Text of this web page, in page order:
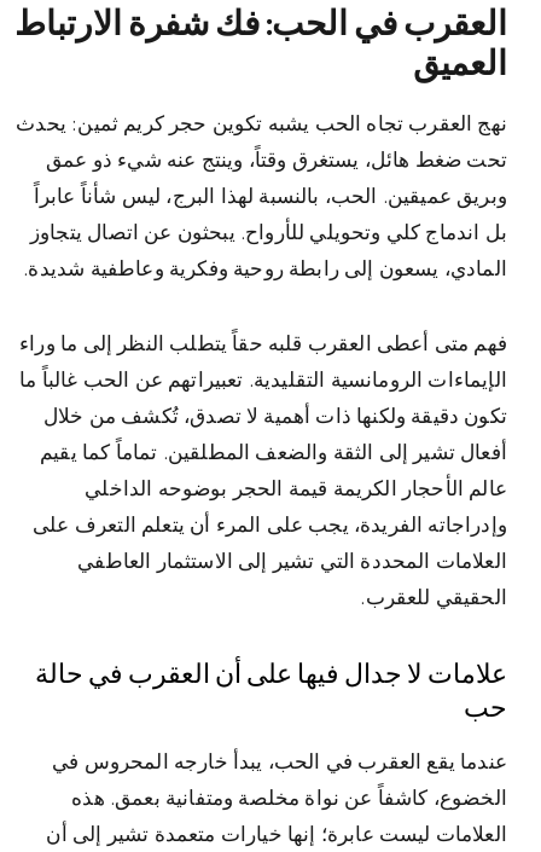
العقرب في الحب: فك شفرة الارتباط
العميق
نهج العقرب تجاه الحب يشبه تكوين حجر كريم ثمين: يحدث
تحت ضغط هائل، يستغرق وقتاً، وينتج عنه شيء ذو عمق
وبريق عميقين. الحب، بالنسبة لهذا البرج، ليس شأناً عابراً
بل اندماج كلي وتحويلي للأرواح. يبحثون عن اتصال يتجاوز
المادي، يسعون إلى رابطة روحية وفكرية وعاطفية شديدة.
فهم متى أعطى العقرب قلبه حقاً يتطلب النظر إلى ما وراء
الإيماءات الرومانسية التقليدية. تعبيراتهم عن الحب غالباً ما
تكون دقيقة ولكنها ذات أهمية لا تصدق، تُكشف من خلال
أفعال تشير إلى الثقة والضعف المطلقين. تماماً كما يقيم
عالم الأحجار الكريمة قيمة الحجر بوضوحه الداخلي
وإدراجاته الفريدة، يجب على المرء أن يتعلم التعرف على
العلامات المحددة التي تشير إلى الاستثمار العاطفي
الحقيقي للعقرب.
علامات لا جدال فيها على أن العقرب في حالة
حب
عندما يقع العقرب في الحب، يبدأ خارجه المحروس في
الخضوع، كاشفاً عن نواة مخلصة ومتفانية بعمق. هذه
العلامات ليست عابرة؛ إنها خيارات متعمدة تشير إلى أن